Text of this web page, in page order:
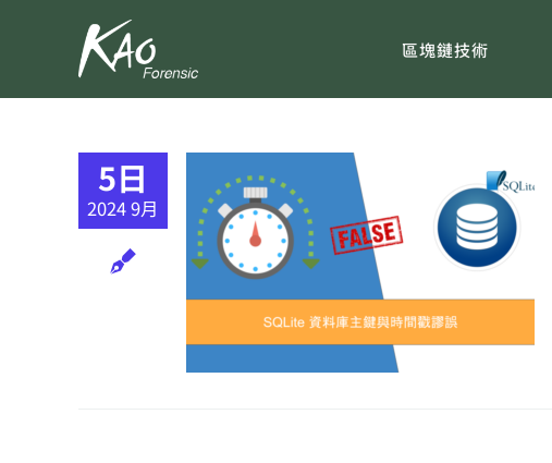
區塊鏈技術
5日
2024 9月